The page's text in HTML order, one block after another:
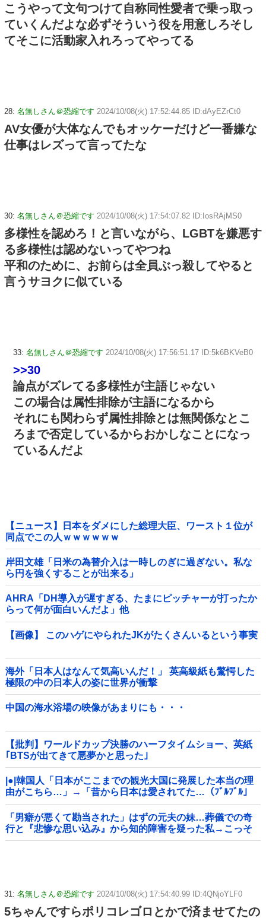
こうやって文句つけて自称同性愛者で乗っ取っ
ていくんだよな必ずそういう役を用意しろそし
てそこに活動家入れろってやってる
28: 名無しさん＠恐縮です 2024/10/08(火) 17:52:44.85 ID:dAyEZrCt0
AV女優が大体なんでもオッケーだけど一番嫌な
仕事はレズって言ってたな
30: 名無しさん＠恐縮です 2024/10/08(火) 17:54:07.82 ID:IosRAjMS0
多様性を認めろ！と言いながら、LGBTを嫌悪す
る多様性は認めないってやつね
平和のために、お前らは全員ぶっ殺してやると
言うサヨクに似ている
33: 名無しさん＠恐縮です 2024/10/08(火) 17:56:51.17 ID:5k6BKVeB0
>>30
論点がズレてる多様性が主語じゃない
この場合は属性排除が主語になるから
それにも関わらず属性排除とは無関係なとこ
ろまで否定しているからおかしなことになっ
ているんだよ
【ニュース】日本をダメにした総理大臣、ワースト１位が
同点でこの人ｗｗｗｗｗｗ
岸田文雄「日米の為替介入は一時しのぎに過ぎない。私な
ら円を強くすることが出来る」
AHRA「DH導入が遅すぎる、たまにピッチャーが打ったか
らって何が面白いんだよ」他
【画像】 このハゲにやられたJKがたくさんいるという事実
海外「日本人はなんて気高いんだ！」 英高級紙も驚愕した
極限の中の日本人の姿に世界が衝撃
中国の海水浴場の映像があまりにも・・・
【批判】ワールドカップ決勝のハーフタイムショー、英紙
｢BTSが出てきて悪夢かと思った｣
|●|韓国人「日本がここまでの観光大国に発展した本当の理
由がこちら…」→「昔から日本は愛されてた…（ﾌﾞﾙﾌﾞﾙ」
＝韓国の反応
「男癖が悪くて勘当された」はずの元夫の妹…葬儀での奇
行と『悲惨な思い込み』から知的障害を疑った私→こっそ
り病院へ誘導し行政保護させた話
31: 名無しさん＠恐縮です 2024/10/08(火) 17:54:40.99 ID:4QNjoYLF0
5ちゃんですらポリコレゴロとかで済ませてたの